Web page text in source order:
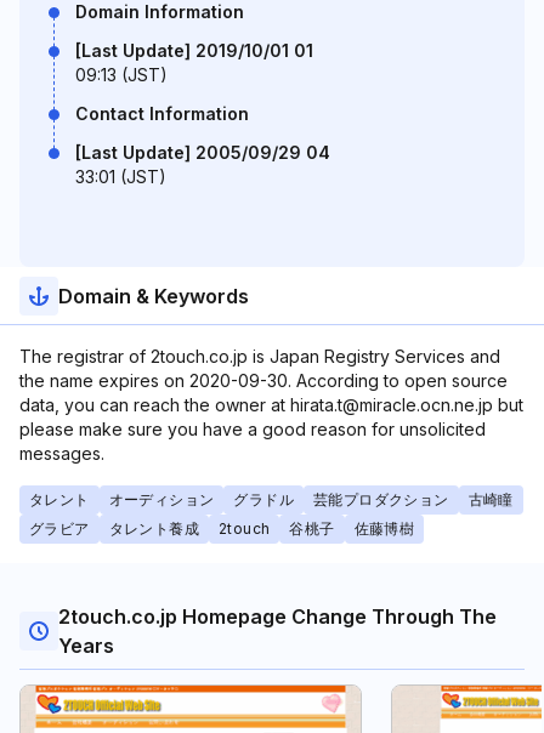
Domain Information
[Last Update] 2019/10/01 01
09:13 (JST)
Contact Information
[Last Update] 2005/09/29 04
33:01 (JST)
Domain & Keywords
The registrar of 2touch.co.jp is Japan Registry Services and
the name expires on 2020-09-30. According to open source
data, you can reach the owner at hirata.t@miracle.ocn.ne.jp but
please make sure you have a good reason for unsolicited
messages.
タレント オーディション グラドル 芸能プロダクション
古崎瞳
グラビア
タレント養成 2touch 谷桃子 佐藤博樹
2touch.co.jp Homepage Change Through The
Years